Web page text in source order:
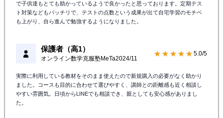
で子供達もとても助かっているようで良かったと思っております。定期テス
ト対策などもバッチリで、テストの点数という成果が出て自宅学習のモチベ
も上がり、自ら進んで勉強するようになりました。
保護者（高1）
オンライン数学克服塾MeTa2024/11
★★★★★ 5.0/5
実際に利用している教材をそのまま使えたので新規購入の必要がなく助かり
ました。コースも目的に合わせて選びやすく、講師との距離感も近く相談し
やすい雰囲気。日頃からLINEでも相談でき、親としても安心感がありまし
た。